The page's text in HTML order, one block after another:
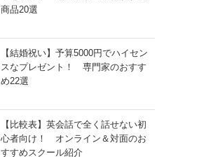
商品20選
【結婚祝い】予算5000円でハイセン
スなプレゼント！ 専門家のおすす
め22選
【比較表】英会話で全く話せない初
心者向け！ オンライン＆対面のお
すすめスクール紹介